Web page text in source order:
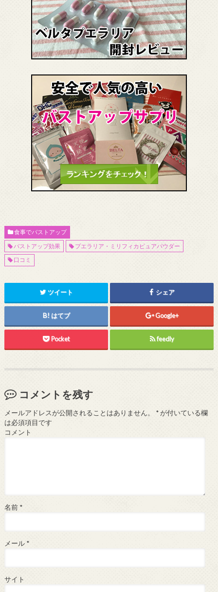
食事でバストアップ
バストアップ効果
プエラリア・ミリフィカピュアパウダー
口コミ
ツイート シェア
はてブ Google+
Pocket feedly
コメントを残す
メールアドレスが公開されることはありません。 *が付いている欄
は必須項目です
コメント
名前 *
メール *
サイト